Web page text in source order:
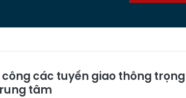
các tuyến giao thông trọng
tâm